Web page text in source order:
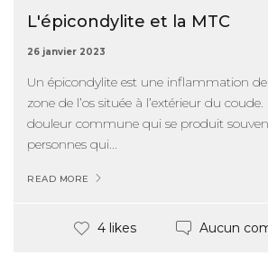
L'épicondylite et la MTC
26 janvier 2023
Un épicondylite est une inflammation de
zone de l’os située à l’extérieur du coude.
douleur commune qui se produit
personnes qui...
READ MORE
4 likes Aucun